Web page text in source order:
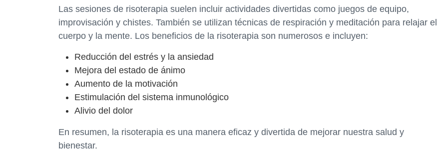
Las sesiones de risoterapia suelen incluir actividades divertidas como juegos de equipo,
improvisación y chistes. También se utilizan técnicas de respiración y meditación para relajar el
cuerpo y la mente. Los beneficios de la risoterapia son numerosos e incluyen:
Reducción del estrés y la ansiedad
Mejora del estado de ánimo
Aumento de la motivación
Estimulación del sistema inmunológico
Alivio del dolor
En resumen, la risoterapia es una manera eficaz y divertida de mejorar nuestra salud y
bienestar.